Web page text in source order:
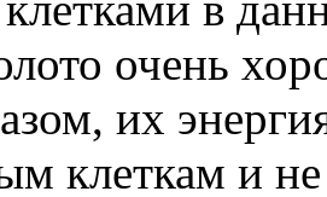
очень
их
клеткам и